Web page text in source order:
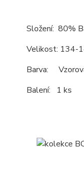
Složení: 80%
Velikost: 134-
Barva:
Balení: 1 ks